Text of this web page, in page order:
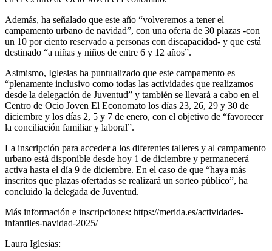
Además, ha señalado que este año “volveremos a tener el
campamento urbano de navidad”, con una oferta de 30 plazas -con
un 10 por ciento reservado a personas con discapacidad- y que está
destinado “a niñas y niños de entre 6 y 12 años”.
Asimismo, Iglesias ha puntualizado que este campamento es
“plenamente inclusivo como todas las actividades que realizamos
desde la delegación de Juventud” y también se llevará a cabo en el
Centro de Ocio Joven El Economato los días 23, 26, 29 y 30 de
diciembre y los días 2, 5 y 7 de enero, con el objetivo de “favorecer
la conciliación familiar y laboral”.
La inscripción para acceder a los diferentes talleres y al campamento
urbano está disponible desde hoy 1 de diciembre y permanecerá
activa hasta el día 9 de diciembre. En el caso de que “haya más
inscritos que plazas ofertadas se realizará un sorteo público”, ha
concluido la delegada de Juventud.
Más información e inscripciones: https://merida.es/actividades-
infantiles-navidad-2025/
Laura Iglesias: